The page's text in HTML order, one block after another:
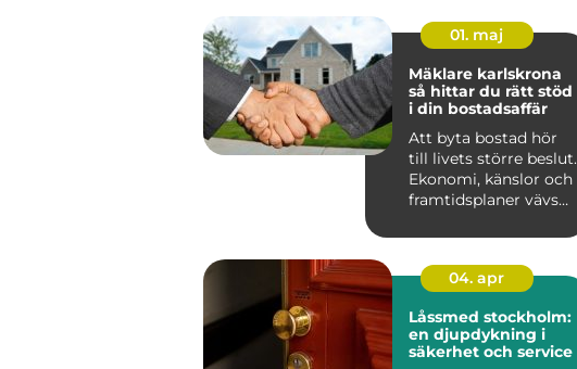
01. maj
Mäklare karlskrona
så hittar du rätt stöd
i din bostadsaffär
Att byta bostad hör
till livets större beslut.
Ekonomi, känslor och
framtidsplaner vävs
04. apr
Låssmed stockholm:
en djupdykning i
säkerhet och service